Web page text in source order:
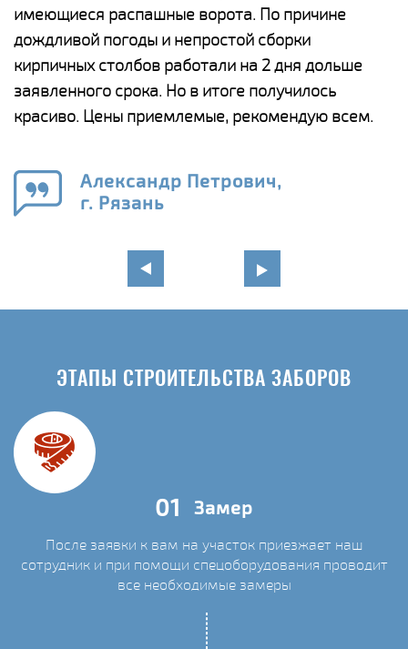
имеющиеся распашные ворота. По причине
дождливой погоды и непростой сборки
кирпичных столбов работали на 2 дня дольше
заявленного срока. Но в итоге получилось
красиво. Цены приемлемые, рекомендую всем.
Александр Петрович,
г. Рязань
ЭТАПЫ СТРОИТЕЛЬСТВА ЗАБОРОВ
01 Замер
После заявки к вам на участок приезжает наш
сотрудник и при помощи спецоборудования проводит
все необходимые замеры